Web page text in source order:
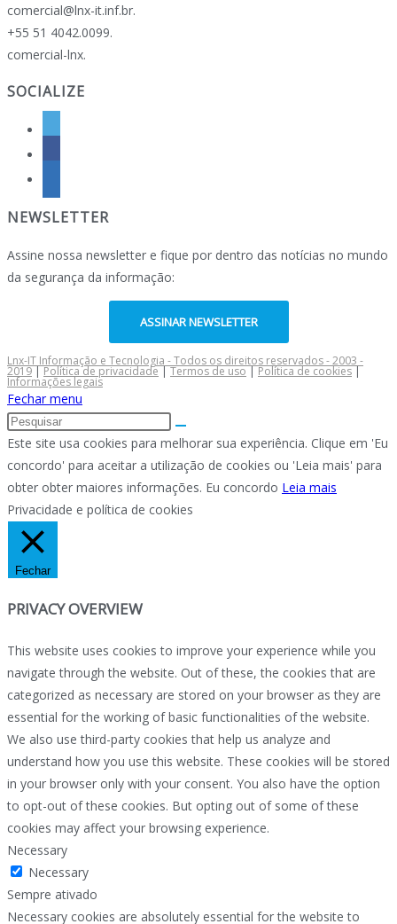
comercial@lnx-it.inf.br.
+55 51 4042.0099.
comercial-lnx.
SOCIALIZE
NEWSLETTER
Assine nossa newsletter e fique por dentro das notícias no mundo
da segurança da informação:
ASSINAR NEWSLETTER
Lnx-IT Informação e Tecnologia - Todos os direitos reservados - 2003 -
2019|Política de privacidade|Termos de uso|Política de cookies|
Informações legais
Fechar menu
Este site usa cookies para melhorar sua experiência. Clique em 'Eu
concordo' para aceitar a utilização de cookies ou 'Leia mais' para
obter obter maiores informações. Eu concordo Leia mais
Privacidade e política de cookies
Fechar
PRIVACY OVERVIEW
This website uses cookies to improve your experience while you
navigate through the website. Out of these, the cookies that are
categorized as necessary are stored on your browser as they are
essential for the working of basic functionalities of the website.
We also use third-party cookies that help us analyze and
understand how you use this website. These cookies will be stored
in your browser only with your consent. You also have the option
to opt-out of these cookies. But opting out of some of these
cookies may affect your browsing experience.
Necessary
Necessary
Sempre ativado
Necessary cookies are absolutely essential for the website to